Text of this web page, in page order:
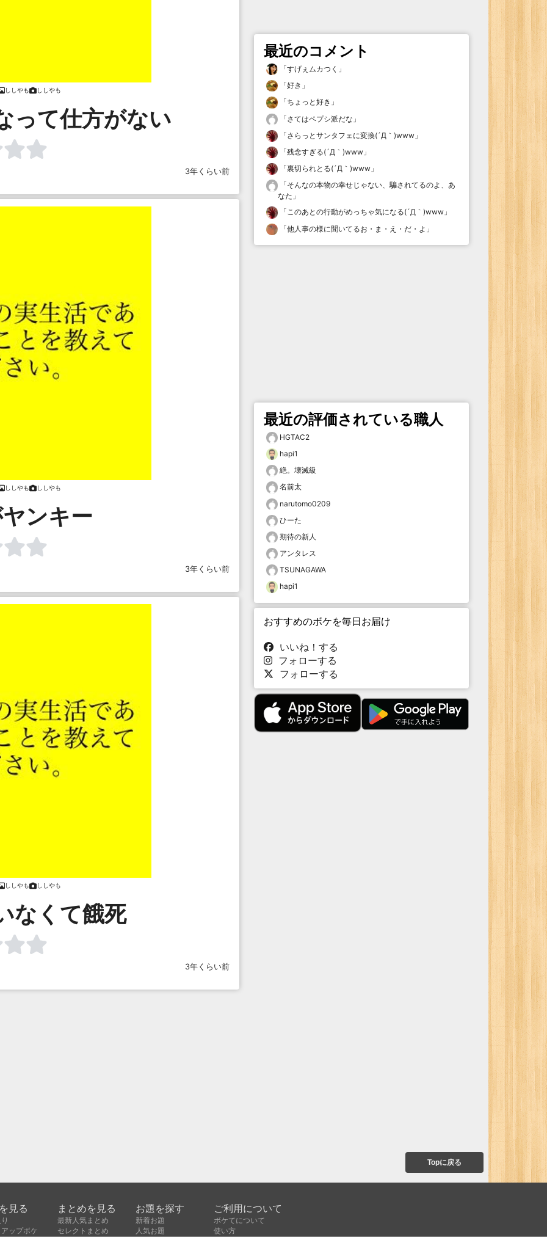
ししやも ししやも
って仕方がない
3年くらい前
ししやも ししやも
ンキー
3年くらい前
ししやも ししやも
なくて餓死
3年くらい前
最近のコメント
「すげぇムカつく 」
「好き 」
「ちょっと好き 」
「さてはペプシ派だな 」
「さらっとサンタフェに変換(´Д｀)www 」
「残念すぎる(´Д｀)www 」
「裏切られとる(´Д｀)www 」
「そんなの本物の幸せじゃない、騙されてるのよ、あ
なた 」
「このあとの行動がめっちゃ気になる(´Д｀)www 」
「他人事の様に聞いてるお・ま・え・だ・よ 」
最近の評価されている職人
HGTAC2
hapi1
絶。壊滅級
名前太
narutomo0209
ひーた
期待の新人
アンタレス
TSUNAGAWA
hapi1
おすすめのボケを毎日お届け
いいね！する
フォローする
フォローする
Topに戻る
見る
ップボケ
まとめを見る
最新人気まとめ
セレクトまとめ
お題を探す
新着お題
人気お題
ご利用について
ボケてについて
使い方